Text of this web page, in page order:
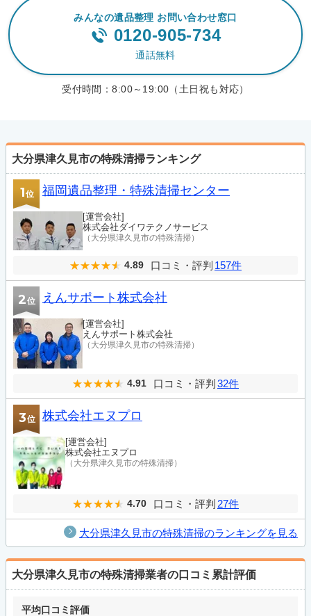
みんなの遺品整理 お問い合わせ窓口
0120-905-734
通話無料
受付時間：8:00～19:00（土日祝も対応）
大分県津久見市の特殊清掃ランキング
1位 福岡遺品整理・特殊清掃センター
[運営会社]
株式会社ダイワテクノサービス
（大分県津久見市の特殊清掃）
4.89 口コミ・評判 157件
2位 えんサポート株式会社
[運営会社]
えんサポート株式会社
（大分県津久見市の特殊清掃）
4.91 口コミ・評判 32件
3位 株式会社エヌプロ
[運営会社]
株式会社エヌプロ
（大分県津久見市の特殊清掃）
4.70 口コミ・評判 27件
大分県津久見市の特殊清掃のランキングを見る
大分県津久見市の特殊清掃業者の口コミ累計評価
平均口コミ評価